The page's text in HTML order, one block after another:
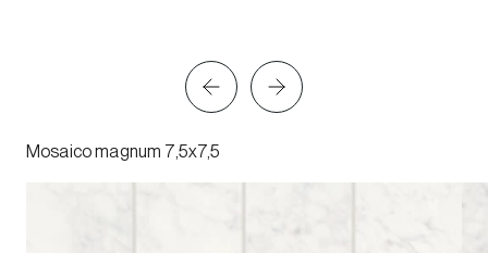
Mosaico magnum 7,5x7,5